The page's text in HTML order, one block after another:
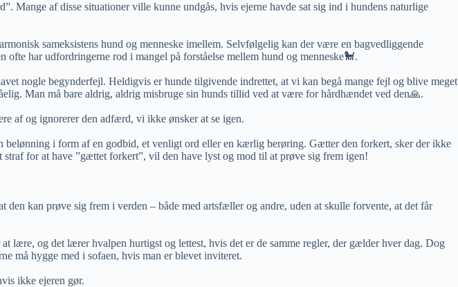
Mange af disse situationer ville kunne undgås, hvis ejerne havde sat sig ind i hundens naturlige
sameksistens hund og menneske imellem. Selvfølgelig kan der være en bagvedliggende
har udfordringerne rod i mangel på forståelse mellem hund og menneske🐩.
nogle begynderfejl. Heldigvis er hunde tilgivende indrettet, at vi kan begå mange fejl og blive meget
Man må bare aldrig, aldrig misbruge sin hunds tillid ved at være for hårdhændet ved den🙏.
af og ignorerer den adfærd, vi ikke ønsker at se igen.
i form af en godbid, et venligt ord eller en kærlig berøring. Gætter den forkert, sker der ikke
for at have ”gættet forkert”, vil den have lyst og mod til at prøve sig frem igen!
kan prøve sig frem i verden – både med artsfæller og andre, uden at skulle forvente, at det får
lære, og det lærer hvalpen hurtigst og lettest, hvis det er de samme regler, der gælder hver dag. Dog
må hygge med i sofaen, hvis man er blevet inviteret.
ikke ejeren gør.